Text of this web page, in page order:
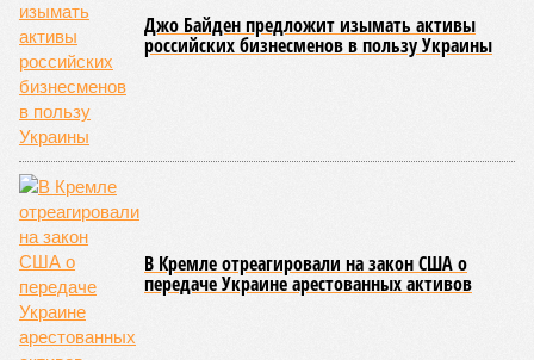
повреждённые стихией, выплатила в казну закавказской
республики 15 млрд рублей налогов, пускала прибыль на
развитие местной железнодорожной инфраструктуры.
Из слов Белозёрова и приведённых фактов легко сделать
вывод о том, что ОАО «РЖД» занималось в Армении не
деловой активностью, а сугубой благотворительностью, не
инвестировало, а раздавало пожертвования, не
зарабатывало само, а давало зарабатывать другим и,
выходит, никак не гарантировало собственные интересы.
«Пока самая популярная в Армении точка зрения по
поводу будущего железных дорог рес­публики –
национализировать пути сообщения и, естественно,
ничего РЖД не компенсировать. Модернизация железных